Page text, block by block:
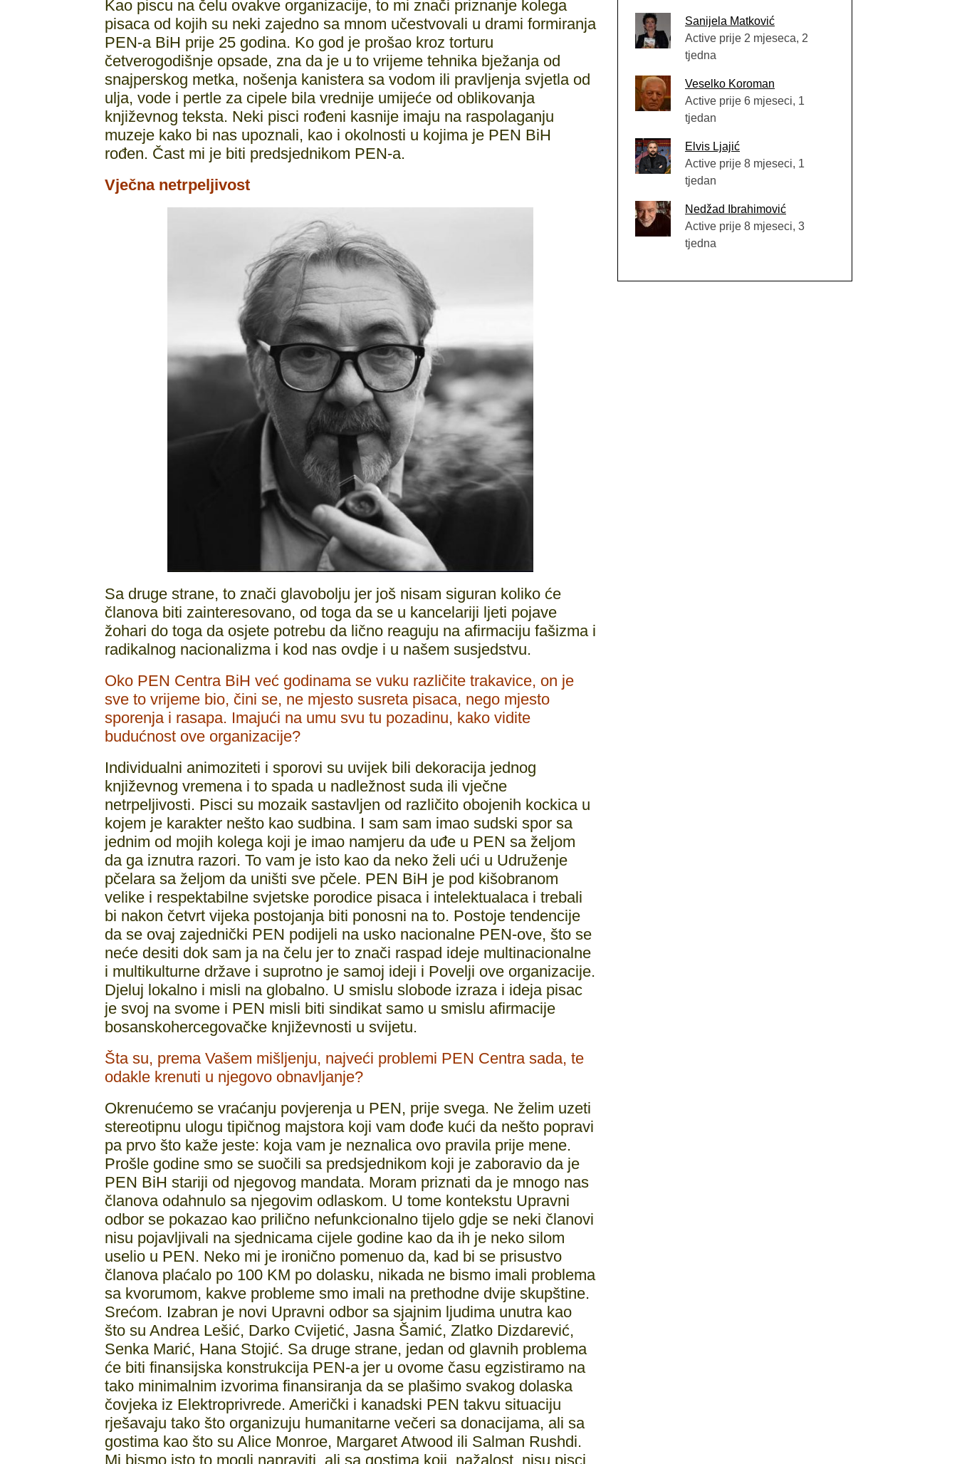
Kao piscu na čelu ovakve organizacije, to mi znači priznanje kolega
pisaca od kojih su neki zajedno sa mnom učestvovali u drami formiranja
PEN-a BiH prije 25 godina. Ko god je prošao kroz torturu
četverogodišnje opsade, zna da je u to vrijeme tehnika bježanja od
snajperskog metka, nošenja kanistera sa vodom ili pravljenja svjetla od
ulja, vode i pertle za cipele bila vrednije umijeće od oblikovanja
književnog teksta. Neki pisci rođeni kasnije imaju na raspolaganju
muzeje kako bi nas upoznali, kao i okolnosti u kojima je PEN BiH
rođen. Čast mi je biti predsjednikom PEN-a.
Vječna netrpeljivost
Sa druge strane, to znači glavobolju jer još nisam siguran koliko će
članova biti zainteresovano, od toga da se u kancelariji ljeti pojave
žohari do toga da osjete potrebu da lično reaguju na afirmaciju fašizma i
radikalnog nacionalizma i kod nas ovdje i u našem susjedstvu.
Oko PEN Centra BiH već godinama se vuku različite trakavice, on je
sve to vrijeme bio, čini se, ne mjesto susreta pisaca, nego mjesto
sporenja i rasapa. Imajući na umu svu tu pozadinu, kako vidite
budućnost ove organizacije?
Individualni animoziteti i sporovi su uvijek bili dekoracija jednog
književnog vremena i to spada u nadležnost suda ili vječne
netrpeljivosti. Pisci su mozaik sastavljen od različito obojenih kockica u
kojem je karakter nešto kao sudbina. I sam sam imao sudski spor sa
jednim od mojih kolega koji je imao namjeru da uđe u PEN sa željom
da ga iznutra razori. To vam je isto kao da neko želi ući u Udruženje
pčelara sa željom da uništi sve pčele. PEN BiH je pod kišobranom
velike i respektabilne svjetske porodice pisaca i intelektualaca i trebali
bi nakon četvrt vijeka postojanja biti ponosni na to. Postoje tendencije
da se ovaj zajednički PEN podijeli na usko nacionalne PEN-ove, što se
neće desiti dok sam ja na čelu jer to znači raspad ideje multinacionalne
i multikulturne države i suprotno je samoj ideji i Povelji ove organizacije.
Djeluj lokalno i misli na globalno. U smislu slobode izraza i ideja pisac
je svoj na svome i PEN misli biti sindikat samo u smislu afirmacije
bosanskohercegovačke književnosti u svijetu.
Šta su, prema Vašem mišljenju, najveći problemi PEN Centra sada, te
odakle krenuti u njegovo obnavljanje?
Okrenućemo se vraćanju povjerenja u PEN, prije svega. Ne želim uzeti
stereotipnu ulogu tipičnog majstora koji vam dođe kući da nešto popravi
pa prvo što kaže jeste: koja vam je neznalica ovo pravila prije mene.
Prošle godine smo se suočili sa predsjednikom koji je zaboravio da je
PEN BiH stariji od njegovog mandata. Moram priznati da je mnogo nas
članova odahnulo sa njegovim odlaskom. U tome kontekstu Upravni
odbor se pokazao kao prilično nefunkcionalno tijelo gdje se neki članovi
nisu pojavljivali na sjednicama cijele godine kao da ih je neko silom
uselio u PEN. Neko mi je ironično pomenuo da, kad bi se prisustvo
članova plaćalo po 100 KM po dolasku, nikada ne bismo imali problema
sa kvorumom, kakve probleme smo imali na prethodne dvije skupštine.
Srećom. Izabran je novi Upravni odbor sa sjajnim ljudima unutra kao
što su Andrea Lešić, Darko Cvijetić, Jasna Šamić, Zlatko Dizdarević,
Senka Marić, Hana Stojić. Sa druge strane, jedan od glavnih problema
će biti finansijska konstrukcija PEN-a jer u ovome času egzistiramo na
tako minimalnim izvorima finansiranja da se plašimo svakog dolaska
čovjeka iz Elektroprivrede. Američki i kanadski PEN takvu situaciju
rješavaju tako što organizuju humanitarne večeri sa donacijama, ali sa
gostima kao što su Alice Monroe, Margaret Atwood ili Salman Rushdi.
Mi bismo isto to mogli napraviti, ali sa gostima koji, nažalost, nisu pisci
Sanijela Matković
Active prije 2 mjeseca, 2
tjedna
Veselko Koroman
Active prije 6 mjeseci, 1
tjedan
Elvis Ljajić
Active prije 8 mjeseci, 1
tjedan
Nedžad Ibrahimović
Active prije 8 mjeseci, 3
tjedna